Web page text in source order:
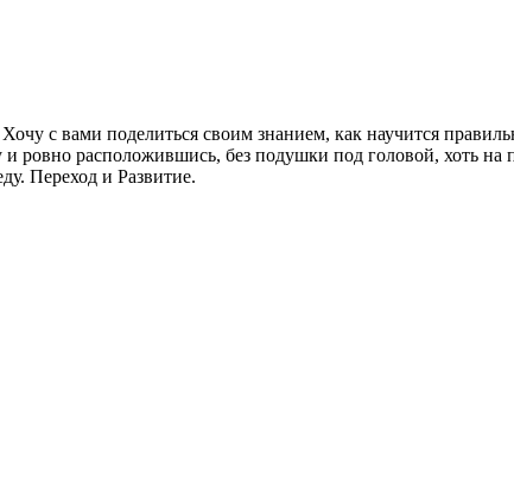
с вами поделиться своим знанием, как научится
расположившись, без подушки под головой, хоть на
Переход и Развитие.